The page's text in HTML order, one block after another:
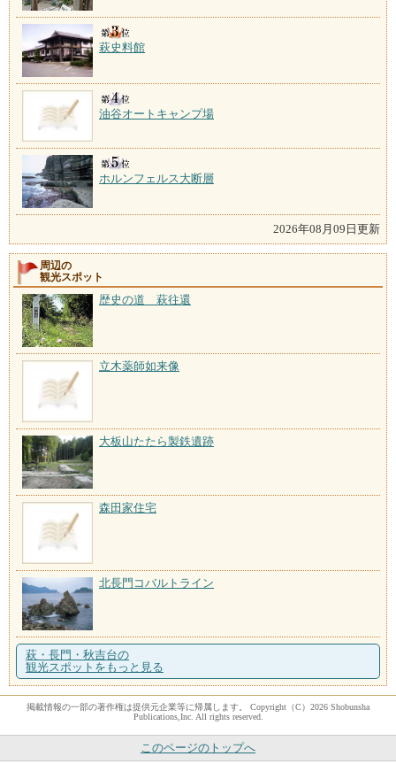
萩史料館
油谷オートキャンプ場
ホルンフェルス大断層
2026年08月09日更新
周辺の
観光スポット
歴史の道 萩往還
立木薬師如来像
大板山たたら製鉄遺跡
森田家住宅
北長門コバルトライン
萩・長門・秋吉台の
観光スポットをもっと見る
掲載情報の一部の著作権は提供元企業等に帰属します。 Copyright（C）2026 Shobunsha
Publications,Inc. All rights reserved.
このページのトップへ